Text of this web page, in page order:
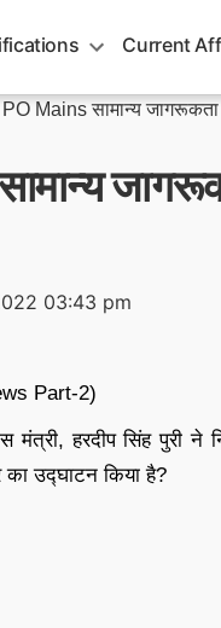
Current
PO Mains सामान्य जागरूकता
03:43 pm
Part-2)
हरदीप सिंह पुरी ने
उद्घाटन किया है?